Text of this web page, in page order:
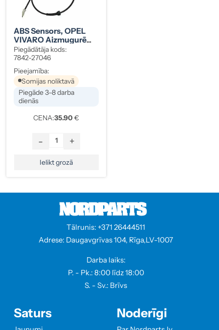
ABS Sensors, OPEL
VIVARO Aizmugurē
P/V
Piegādātāja kods:
7842-27046
Pieejamība:
Somijas noliktavā
Piegāde 3–8 darba
dienās
CENA:35.90 €
- +
Ielikt grozā
Tālrunis: +371 26444511
Adrese: Daugavgrīvas 104, Rīga,LV-1007
Darba laiks:
P. - Pk.: 8:00 līdz 18:00
S. - Sv.: Brīvs
Saturs Noderīgi